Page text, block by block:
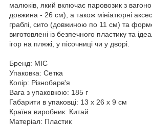
малюків, який включає паровозик з
довжина - 26 см), а також мініатюрні
граблі, сито (довжиною по 11 см) та
виготовлені із безпечного пластику та
ігор на пляжі, у пісочниці чи у дворі.
Бренд: MIC
Упаковка: Сетка
Колір: Різнобарв'я
Вага з упаковкою: 185 г
Габарити в упаковці: 13 x 26 x 9 см
Країна виробник: Китай
Матеріал: Пластик